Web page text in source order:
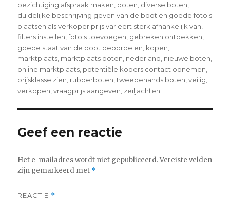
bezichtiging afspraak maken boten diverse boten
duidelijke beschrijving geven van de boot en goede foto's
plaatsen als verkoper prijs varieert sterk afhankelijk van
filters instellen ,foto's toevoegen gebreken ontdekken
goede staat van de boot beoordelen kopen
marktplaats marktplaats boten nederland nieuwe boten
online marktplaats potentiële kopers contact opnemen
prijsklasse zien rubberboten ,tweedehands boten ,veilig
verkopen ,vraagprijs aangeven zeiljachten
Geef een reactie
Het e-mailadres wordt niet gepubliceerd. Vereiste velden
zijn gemarkeerd met *
REACTIE *